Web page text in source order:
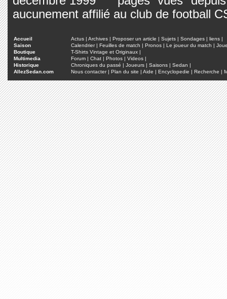
aucunement affilié au club de football
Accueil Actus | Archives | Proposer un article | Sujets | Sondages | liens |
Saison
Calendrier| Feuilles de match | Pronos | Le joueur du match |
Boutique
T-Shirts Vintage et Originaux |
Multimedia
Forum | Chat | Photos | Videos |
Historique
Chroniques du passé | Joueurs | Saisons | Sedan |
AllezSedan.com
Nous contacter| Plan du site | Aide | Encyclopedie | Recherche |